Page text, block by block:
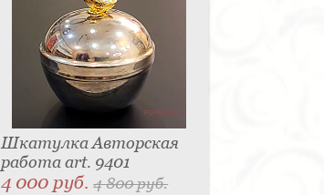
Шкатулка Авторская
работа art. 9401
4 000 руб.4 800 руб.